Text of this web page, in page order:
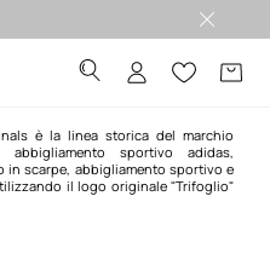
24 ore >
è la linea storica del marchio
sportivo adidas,
in scarpe, abbigliamento sportivo e
il logo originale "Trifoglio"